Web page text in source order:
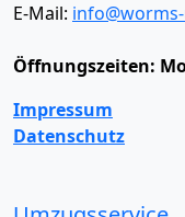
E-Mail:
Öffnungszeiten:
Impressum
Datenschutz